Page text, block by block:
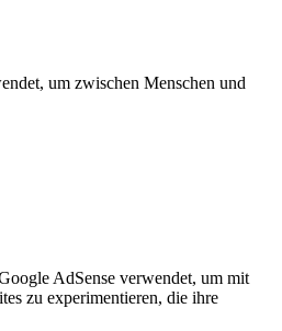
um zwischen Menschen und
AdSense verwendet, um mit
zu experimentieren, die ihre